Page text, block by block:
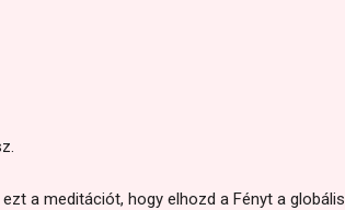
a meditációt, hogy elhozd a Fényt a globális